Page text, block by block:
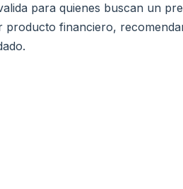
para quienes buscan un
producto financiero,